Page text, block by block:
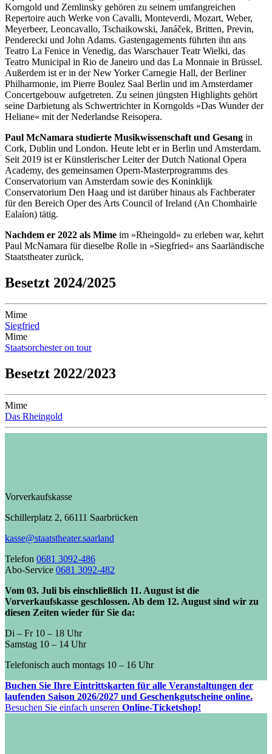
Korngold und Zemlinsky gehören zu seinem umfangreichen
Repertoire auch Werke von Cavalli, Monteverdi, Mozart, Weber,
Meyerbeer, Leoncavallo, Tschaikowski, Janáček, Britten, Previn,
Penderecki und John Adams. Gastengagements führten ihn ans
Teatro La Fenice in Venedig, das Warschauer Teatr Wielki, das
Teatro Municipal in Rio de Janeiro und das La Monnaie in Brüssel.
Außerdem ist er in der New Yorker Carnegie Hall, der Berliner
Philharmonie, im Pierre Boulez Saal Berlin und im Amsterdamer
Concertgebouw aufgetreten. Zu seinen jüngsten Highlights gehört
seine Darbietung als Schwertrichter in Korngolds »Das Wunder der
Heliane« mit der Nederlandse Reisopera.
Paul McNamara studierte Musikwissenschaft und Gesang in
Cork, Dublin und London. Heute lebt er in Berlin und Amsterdam.
Seit 2019 ist er Künstlerischer Leiter der Dutch National Opera
Academy, des gemeinsamen Opern-Masterprogramms des
Conservatorium van Amsterdam sowie des Koninklijk
Conservatorium Den Haag und ist darüber hinaus als Fachberater
für den Bereich Oper des Arts Council of Ireland (An Chomhairle
Ealaíon) tätig.
Nachdem er 2022 als Mime im »Rheingold« zu erleben war, kehrt
Paul McNamara für dieselbe Rolle in »Siegfried« ans Saarländische
Staatstheater zurück.
Besetzt 2024/2025
Mime
Siegfried
Mime
Staatsorchester on tour
Besetzt 2022/2023
Mime
Das Rheingold
Vorverkaufskasse
Schillerplatz 2, 66111 Saarbrücken
kasse@staatstheater.saarland
Telefon 0681 3092-486
Abo-Service 0681 3092-482
Vom 03. Juli bis einschließlich 11. August ist die
Vorverkaufskasse geschlossen. Ab dem 12. August sind wir zu
diesen Zeiten wieder für Sie da:
Di – Fr 10 – 18 Uhr
Samstag 10 – 14 Uhr
Telefonisch auch montags 10 – 16 Uhr
Buchen Sie Ihre Eintrittskarten für alle Veranstaltungen der
laufenden Saison 2026/2027 und Geschenkgutscheine online.
Besuchen Sie einfach unseren Online-Ticketshop!